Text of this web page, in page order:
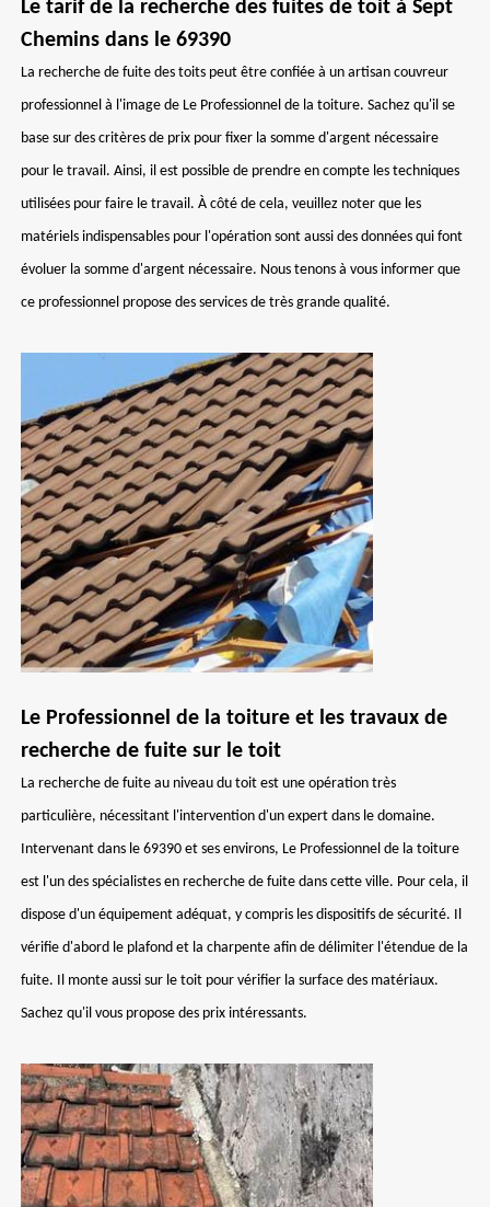
Le tarif de la recherche des fuites de toit à Sept
Chemins dans le 69390
La recherche de fuite des toits peut être confiée à un artisan couvreur
professionnel à l'image de Le Professionnel de la toiture. Sachez qu'il se
base sur des critères de prix pour fixer la somme d'argent nécessaire
pour le travail. Ainsi, il est possible de prendre en compte les techniques
utilisées pour faire le travail. À côté de cela, veuillez noter que les
matériels indispensables pour l'opération sont aussi des données qui font
évoluer la somme d'argent nécessaire. Nous tenons à vous informer que
ce professionnel propose des services de très grande qualité.
Le Professionnel de la toiture et les travaux de
recherche de fuite sur le toit
La recherche de fuite au niveau du toit est une opération très
particulière, nécessitant l'intervention d'un expert dans le domaine.
Intervenant dans le 69390 et ses environs, Le Professionnel de la toiture
est l'un des spécialistes en recherche de fuite dans cette ville. Pour cela, il
dispose d'un équipement adéquat, y compris les dispositifs de sécurité. Il
vérifie d'abord le plafond et la charpente afin de délimiter l'étendue de la
fuite. Il monte aussi sur le toit pour vérifier la surface des matériaux.
Sachez qu'il vous propose des prix intéressants.